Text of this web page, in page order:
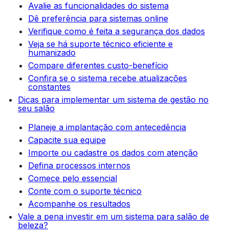
Avalie as funcionalidades do sistema
Dê preferência para sistemas online
Verifique como é feita a segurança dos dados
Veja se há suporte técnico eficiente e
humanizado
Compare diferentes custo-benefício
Confira se o sistema recebe atualizações
constantes
Dicas para implementar um sistema de gestão no
seu salão
Planeje a implantação com antecedência
Capacite sua equipe
Importe ou cadastre os dados com atenção
Defina processos internos
Comece pelo essencial
Conte com o suporte técnico
Acompanhe os resultados
Vale a pena investir em um sistema para salão de
beleza?